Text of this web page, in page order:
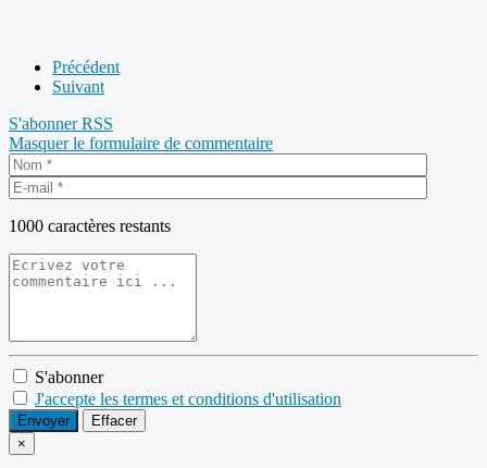
Précédent
Suivant
S'abonnerRSS
Masquer le formulaire de commentaire
1000 caractères restants
S'abonner
J'accepte les termes et conditions d'utilisation
Envoyer
Effacer
×